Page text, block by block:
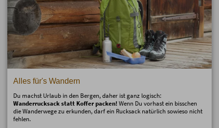
Alles für's Wandern
Du machst Urlaub in den Bergen, daher ist ganz logisch:
Wanderrucksack statt Koffer packen!Wenn Du vorhast ein bisschen
die Wanderwege zu erkunden, darf ein Rucksack natürlich sowieso nicht
fehlen.